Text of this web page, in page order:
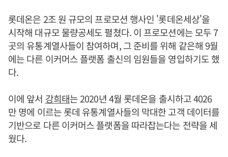
롯데온은 2조 원 규모의 프로모션 행사인 '롯데온세상'을
시작해 대규모 물량공세도 펼쳤다. 이 프로모션에는 모두 7
곳의 유통계열사들이 참여하며, 그 준비를 위해 같은해 9월
에는 다른 이커머스 플랫폼 출신의 임원들을 영입하기도 했
다.
이에 앞서 강희태는 2020년 4월 롯데온을 출시하고 4026
만 명에 이르는 롯데 유통계열사들의 막대한 고객 데이터를
기반으로 다른 이커머스 플랫폼을 따라잡는다는 전략을 세
웠다.